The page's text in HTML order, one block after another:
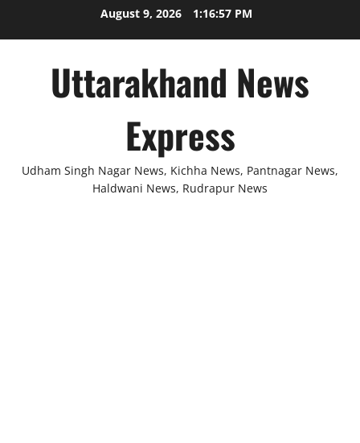
August 9, 2026 1:16:58 PM
Uttarakhand News
Express
Udham Singh Nagar News, Kichha News, Pantnagar News,
Haldwani News, Rudrapur News